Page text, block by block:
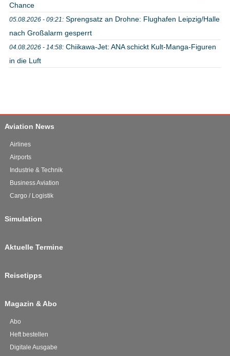
Chance
05.08.2026 - 09:21: Sprengsatz an Drohne: Flughafen Leipzig/Halle
nach Großalarm gesperrt
04.08.2026 - 14:58: Chiikawa-Jet: ANA schickt Kult-Manga-Figuren
in die Luft
Aviation News
Airlines
Airports
Industrie & Technik
Business Aviation
Cargo / Logistik
Simulation
Aktuelle Termine
Reisetipps
Magazin & Abo
Abo
Heft bestellen
Digitale Ausgabe